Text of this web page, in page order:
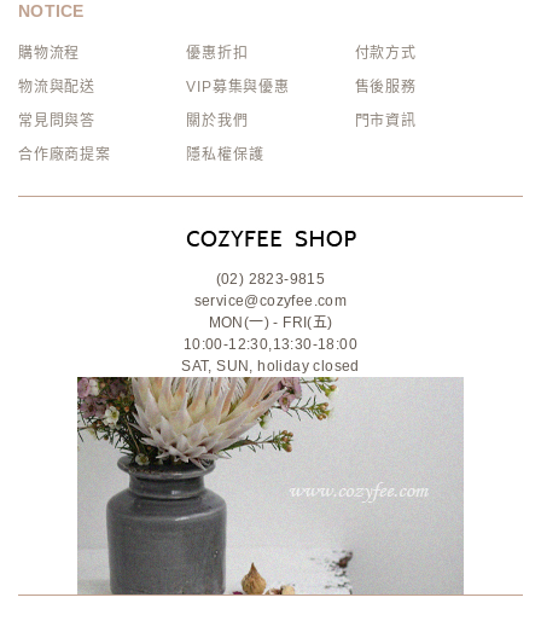
NOTICE
購物流程 優惠折扣
付款方式
物流與配送
VIP募集與優惠
售後服務
常見問與答
關於我們
門市資訊
合作廠商提案
隱私權保護
(02) 2823-9815
service@cozyfee.com
MON(一) - FRI(五)
10:00-12:30,13:30-18:00
SAT, SUN, holiday closed